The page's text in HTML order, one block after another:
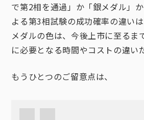
で第2相を通過」か「銀メダル」
よる第3相試験の成功確率の違いは
メダルの色は、今後上市に至るま
に必要となる時間やコストの違い
もうひとつのご留意点は、